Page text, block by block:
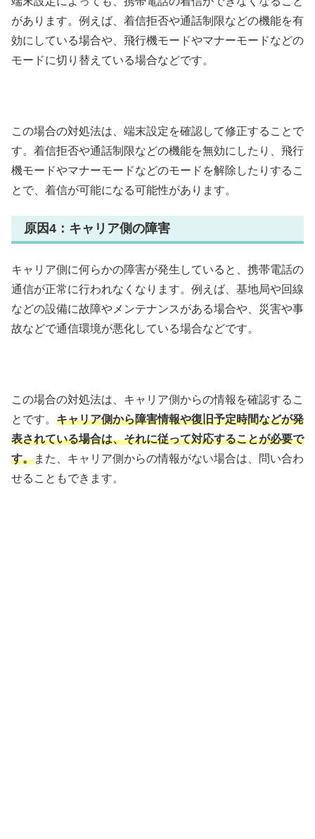
があります。例えば、着信拒否や通話制限などの機能を有
効にしている場合や、飛行機モードやマナーモードなどの
モードに切り替えている場合などです。
この場合の対処法は、端末設定を確認して修正することで
す。着信拒否や通話制限などの機能を無効にしたり、飛行
機モードやマナーモードなどのモードを解除したりするこ
とで、着信が可能になる可能性があります。
原因4：キャリア側の障害
キャリア側に何らかの障害が発生していると、携帯電話の
通信が正常に行われなくなります。例えば、基地局や回線
などの設備に故障やメンテナンスがある場合や、災害や事
故などで通信環境が悪化している場合などです。
この場合の対処法は、キャリア側からの情報を確認するこ
とです。 キャリア側から障害情報や復旧予定時間などが発
表されている場合は、それに従って対応することが必要で
す。また、キャリア側からの情報がない場合は、問い合わ
せることもできます。